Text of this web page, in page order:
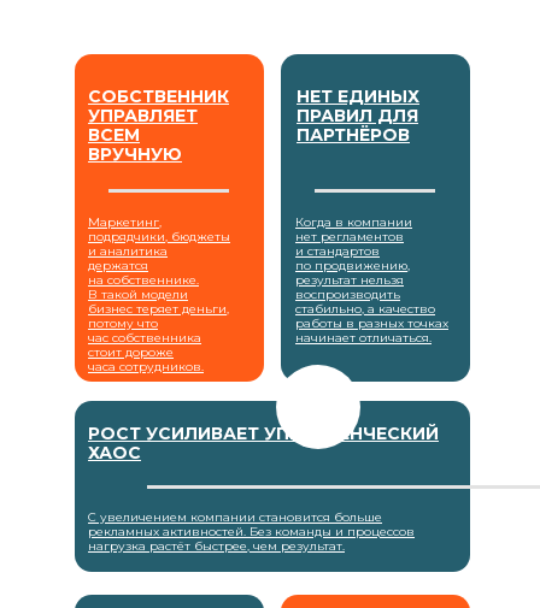
СОБСТВЕННИК
УПРАВЛЯЕТ
ВСЕМ
ВРУЧНУЮ
Маркетинг,
подрядчики, бюджеты
и аналитика
держатся
на собственнике.
В такой модели
бизнес теряет деньги,
потому что
час собственника
стоит дороже
часа сотрудников.
НЕТ ЕДИНЫХ
ПРАВИЛ ДЛЯ
ПАРТНЁРОВ
Когда в компании
нет регламентов
и стандартов
по продвижению,
результат нельзя
воспроизводить
стабильно, а качество
работы в разных точках
начинает отличаться.
РОСТ УСИЛИВАЕТ УПРАВЛЕНЧЕСКИЙ
ХАОС
С увеличением компании становится больше
рекламных активностей. Без команды и процессов
нагрузка растёт быстрее, чем результат.